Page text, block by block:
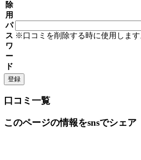
除
用
パ
ス
ワ
ー
ド
※口コミを削除する時に使用しま
口コミ一覧
このページの情報をsnsでシェア